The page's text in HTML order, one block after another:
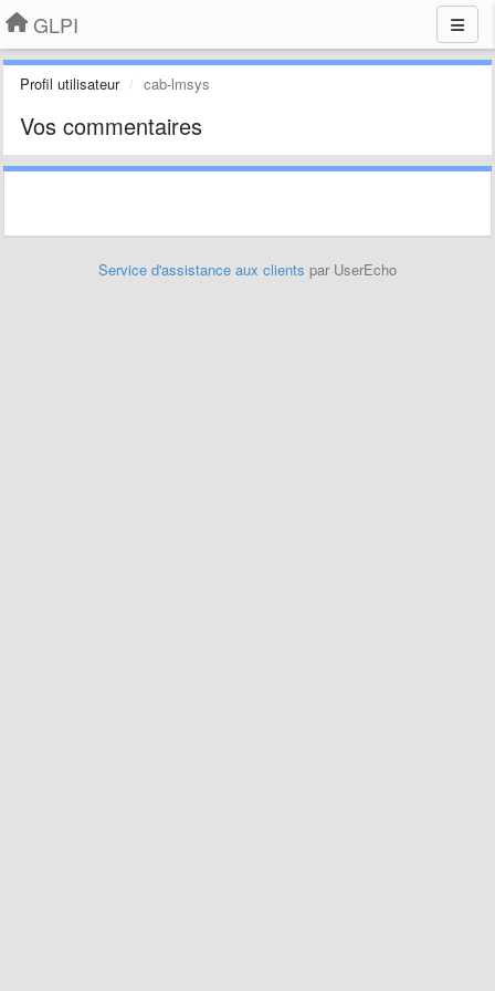
GLPI
Profil utilisateur cab-lmsys
Vos commentaires
Service d'assistance aux clients par UserEcho